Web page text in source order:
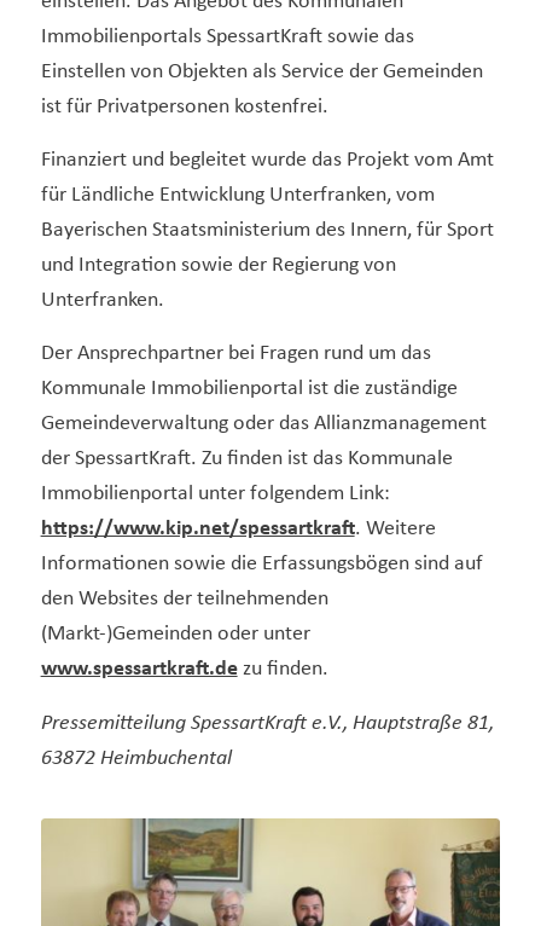
Immobilienportals SpessartKraft sowie das
Einstellen von Objekten als Service der Gemeinden
ist für Privatpersonen kostenfrei.
Finanziert und begleitet wurde das Projekt vom Amt
für Ländliche Entwicklung Unterfranken, vom
Bayerischen Staatsministerium des Innern, für Sport
und Integration sowie der Regierung von
Unterfranken.
Der Ansprechpartner bei Fragen rund um das
Kommunale Immobilienportal ist die zuständige
Gemeindeverwaltung oder das Allianzmanagement
der SpessartKraft. Zu finden ist das Kommunale
Immobilienportal unter folgendem Link:
https://www.kip.net/spessartkraft. Weitere
Informationen sowie die Erfassungsbögen sind auf
den Websites der teilnehmenden
(Markt-)Gemeinden oder unter
www.spessartkraft.dezu finden.
Pressemitteilung SpessartKraft e.V., Hauptstraße 81,
63872 Heimbuchental